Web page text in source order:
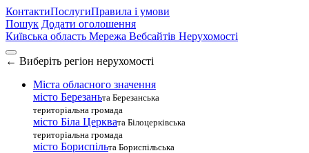
КонтактиПослугиПравила і умови
Пошук Додати оголошення
Київська область Мережа Вебсайтів Нерухомості
← Виберіть регіон нерухомості
Міста обласного значення
місто Березаньта Березанська
територіальна громада
місто Біла Церквата Білоцерківська
територіальна громада
місто Бориспільта Бориспільська